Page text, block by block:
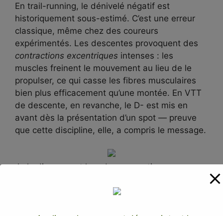
En trail-running, le dénivelé négatif est
historiquement sous-estimé. C’est une erreur
classique, même chez des coureurs
expérimentés. Les descentes provoquent des
contractions excentriques intenses : les
muscles freinent le mouvement au lieu de le
propulser, ce qui casse les fibres musculaires
bien plus efficacement qu’une montée. En VTT
de descente, en revanche, le D- est mis en
avant dès la présentation d’un spot — preuve
que cette discipline, elle, a compris le message.
Je le dis souvent lors de mes sorties :
est essentiel, mais si vous négligez le travail en